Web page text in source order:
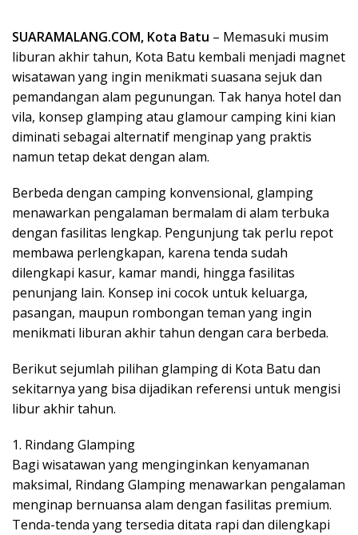
SUARAMALANG.COM, Kota Batu – Memasuki musim
liburan akhir tahun, Kota Batu kembali menjadi magnet
wisatawan yang ingin menikmati suasana sejuk dan
pemandangan alam pegunungan. Tak hanya hotel dan
vila, konsep glamping atau glamour camping kini kian
diminati sebagai alternatif menginap yang praktis
namun tetap dekat dengan alam.
Berbeda dengan camping konvensional, glamping
menawarkan pengalaman bermalam di alam terbuka
dengan fasilitas lengkap. Pengunjung tak perlu repot
membawa perlengkapan, karena tenda sudah
dilengkapi kasur, kamar mandi, hingga fasilitas
penunjang lain. Konsep ini cocok untuk keluarga,
pasangan, maupun rombongan teman yang ingin
menikmati liburan akhir tahun dengan cara berbeda.
Berikut sejumlah pilihan glamping di Kota Batu dan
sekitarnya yang bisa dijadikan referensi untuk mengisi
libur akhir tahun.
1. Rindang Glamping
Bagi wisatawan yang menginginkan kenyamanan
maksimal, Rindang Glamping menawarkan pengalaman
menginap bernuansa alam dengan fasilitas premium.
Tenda-tenda yang tersedia ditata rapi dan dilengkapi